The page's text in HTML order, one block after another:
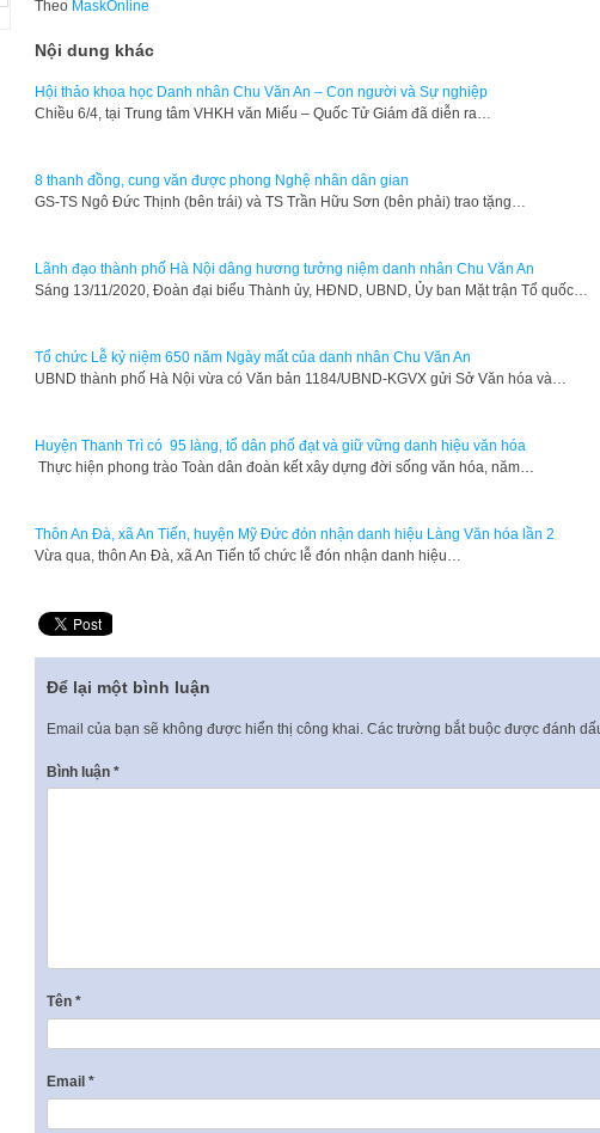
Theo MaskOnline
Nội dung khác
Hội thảo khoa học Danh nhân Chu Văn An – Con người và Sự nghiệp
Chiều 6/4, tại Trung tâm VHKH văn Miếu – Quốc Tử Giám đã diễn ra…
8 thanh đồng, cung văn được phong Nghệ nhân dân gian
GS-TS Ngô Đức Thịnh (bên trái) và TS Trần Hữu Sơn (bên phải) trao tặng…
Lãnh đạo thành phố Hà Nội dâng hương tưởng niệm danh nhân Chu Văn An
Sáng 13/11/2020, Đoàn đại biểu Thành ủy, HĐND, UBND, Ủy ban Mặt trận Tổ quốc…
Tổ chức Lễ kỷ niệm 650 năm Ngày mất của danh nhân Chu Văn An
UBND thành phố Hà Nội vừa có Văn bản 1184/UBND-KGVX gửi Sở Văn hóa và…
Huyện Thanh Trì có 95 làng, tổ dân phố đạt và giữ vững danh hiệu văn hóa
Thực hiện phong trào Toàn dân đoàn kết xây dựng đời sống văn hóa, năm…
Thôn An Đà, xã An Tiến, huyện Mỹ Đức đón nhận danh hiệu Làng Văn hóa lần 2
Vừa qua, thôn An Đà, xã An Tiến tổ chức lễ đón nhận danh hiệu…
Để lại một bình luận
Email của bạn sẽ không được hiển thị công khai. Các trường bắt buộc được đánh
Bình luận *
Tên *
Email *